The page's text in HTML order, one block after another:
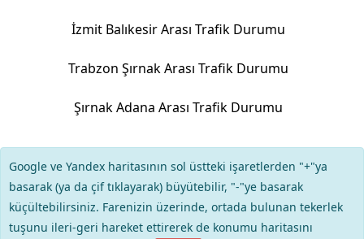
İzmit Balıkesir Arası Trafik Durumu
Trabzon Şırnak Arası Trafik Durumu
Şırnak Adana Arası Trafik Durumu
Google ve Yandex haritasının sol üstteki işaretlerden "+"ya
basarak (ya da çif tıklayarak) büyütebilir, "-"ye basarak
küçültebilirsiniz. Farenizin üzerinde, ortada bulunan tekerlek
tuşunu ileri-geri hareket ettirerek de konumu haritasını